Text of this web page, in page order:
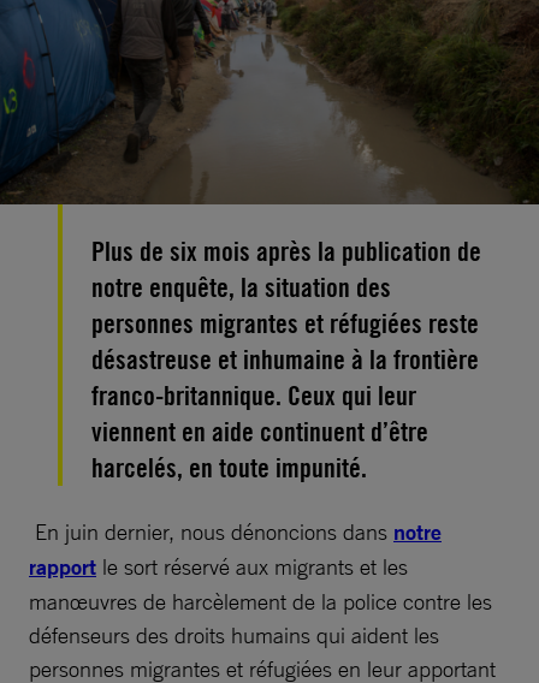
Plus de six mois après la publication de
notre enquête, la situation des
personnes migrantes et réfugiées reste
désastreuse et inhumaine à la frontière
franco-britannique. Ceux qui leur
viennent en aide continuent d’être
harcelés, en toute impunité.
En juin dernier, nous dénoncions dans notre
rapport le sort réservé aux migrants et les
manœuvres de harcèlement de la police contre les
défenseurs des droits humains qui aident les
personnes migrantes et réfugiées en leur apportant